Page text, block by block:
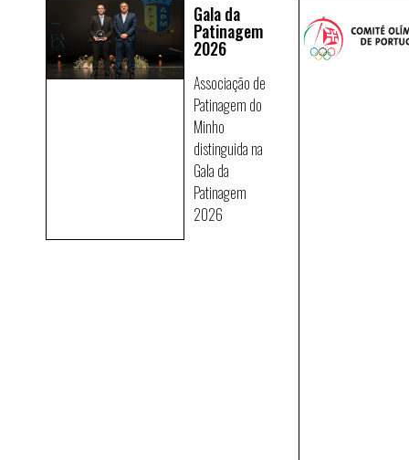
Gala da
Patinagem
2026
Associação de
Patinagem do
Minho
distinguida na
Gala da
Patinagem
2026